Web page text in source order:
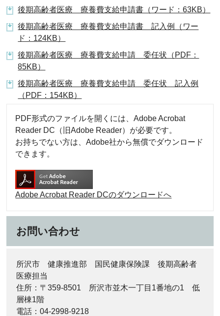
後期高齢者医療 療養費支給申請書（ワード：63KB）
後期高齢者医療 療養費支給申請書 記入例（ワー
ド：124KB）
後期高齢者医療 療養費支給申請 委任状（PDF：
85KB）
後期高齢者医療 療養費支給申請 委任状 記入例
（PDF：154KB）
PDF形式のファイルを開くには、Adobe Acrobat
Reader DC（旧Adobe Reader）が必要です。
お持ちでない方は、Adobe社から無償でダウンロード
できます。
Adobe Acrobat Reader DCのダウンロードへ
お問い合わせ
所沢市 健康推進部 国民健康保険課 後期高齢者
医療担当
住所：〒359-8501 所沢市並木一丁目1番地の1 低
層棟1階
電話：04-2998-9218